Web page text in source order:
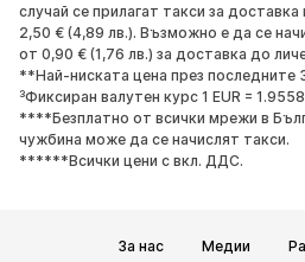
случай се прилагат такси за
2,50 € (4,89 лв.). Възможно е да се
от 0,90 € (1,76 лв.) за доставка до
**Най-ниската цена през последните
³Фиксиран валутен курс 1 EUR =
****Безплатно от всички мрежи в
чужбина може да се начислят такси.
******Всички цени с вкл. ДДС.
За нас Медии